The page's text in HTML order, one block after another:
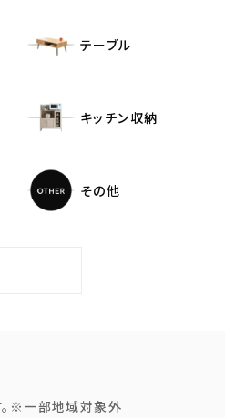
テーブル
キッチン収納
その他
※一部地域対象外